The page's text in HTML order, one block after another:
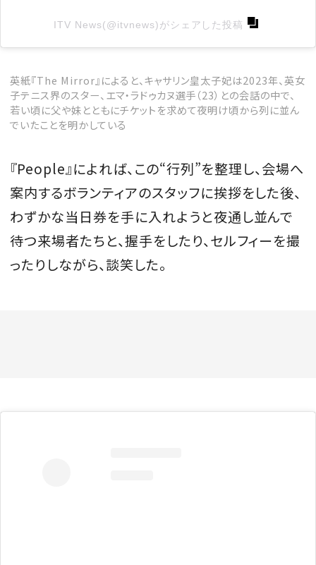
ITV News(@itvnews)がシェアした投稿
英紙『The Mirror』によると、キャサリン皇太子妃は2023年、英女
子テニス界のスター、エマ・ラドゥカヌ選手（23）との会話の中で、
若い頃に父や妹とともにチケットを求めて夜明け頃から列に並ん
でいたことを明かしている
『People』によれば、この“行列”を整理し、会場へ
案内するボランティアのスタッフに挨拶をした後、
わずかな当日券を手に入れようと夜通し並んで
待つ来場者たちと、握手をしたり、セルフィーを撮
ったりしながら、談笑した。